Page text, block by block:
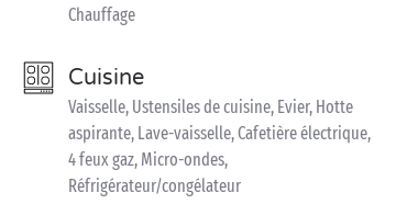
Chauffage
Cuisine
Vaisselle, Ustensiles de cuisine, Evier, Hotte
aspirante, Lave-vaisselle, Cafetière électrique,
4 feux gaz, Micro-ondes,
Réfrigérateur/congélateur